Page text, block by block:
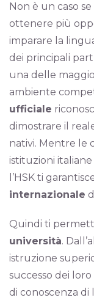
Non è un caso
ottenere più
imparare la
dei principali
una delle
ambiente
ufficiale
dimostrare il
nativi. Mentre le
istituzioni
l’HSK ti
internazionale
Quindi ti
università.
istruzione
successo dei
di conoscenza di